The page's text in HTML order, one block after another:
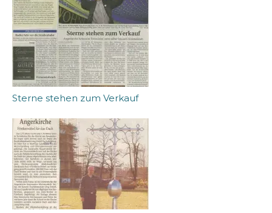
Sterne stehen zum Verkauf